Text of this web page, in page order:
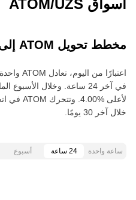
أسواق ATOM/UZS
مخطط تحويل ATOM إلى UZS
خلال آخر 30 يومًا.
ساعة واحدة 24 ساعة أسبوع